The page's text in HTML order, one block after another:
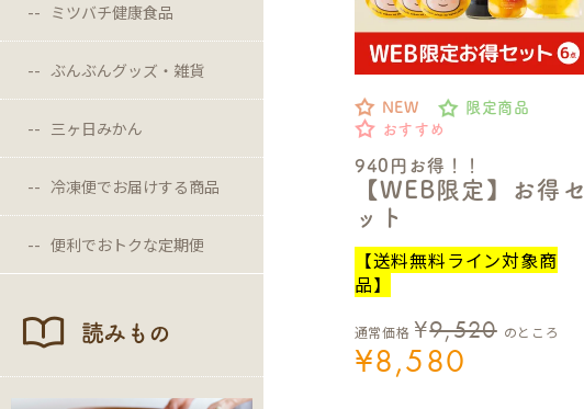
ミツバチ健康食品
ぶんぶんグッズ・雑貨
三ヶ日みかん
冷凍便でお届けする商品
便利でおトクな定期便
読みもの
940円お得！！
【WEB限定】お得セ
ット
NEW
限定商品
おすすめ
通常価格 ¥9,520 のところ
¥8,580
【送料無料ライン対象商
品】